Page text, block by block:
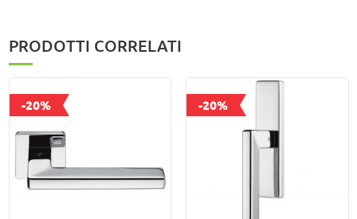
PRODOTTI CORRELATI
-20% -20%